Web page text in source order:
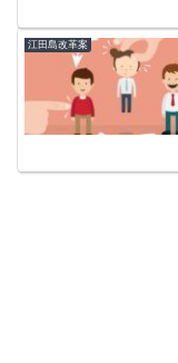
江田島改革案